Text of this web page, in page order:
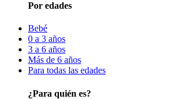
Por edades
Bebé
0 a 3 años
3 a 6 años
Más de 6 años
Para todas las edades
¿Para quién es?